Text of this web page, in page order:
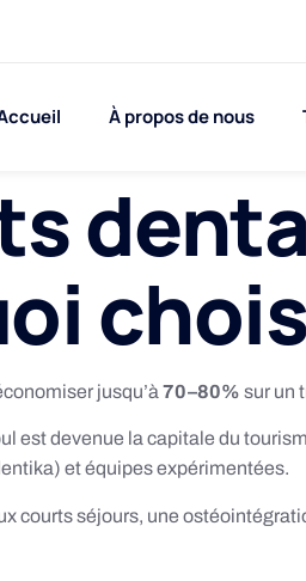
À propos de nous
jusqu’à 70–80% sur un
est devenue la capitale du
et équipes expérimentées.
courts séjours, une